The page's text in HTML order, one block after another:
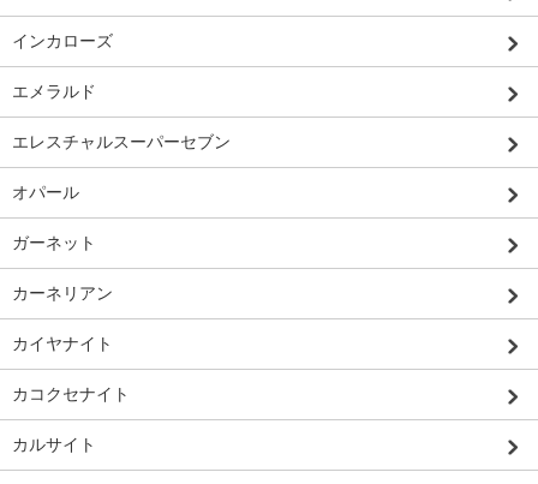
インカローズ
エメラルド
エレスチャルスーパーセブン
オパール
ガーネット
カーネリアン
カイヤナイト
カコクセナイト
カルサイト